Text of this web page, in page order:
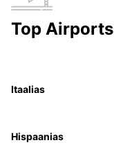
Top Airports
Itaalias
Hispaanias